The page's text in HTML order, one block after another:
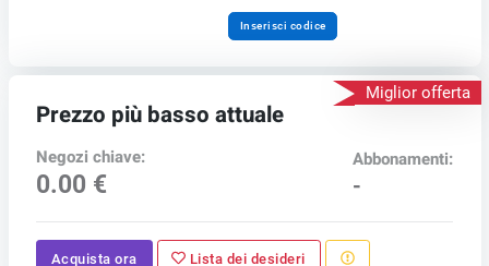
Inserisci codice
Miglior offerta
Prezzo più basso attuale
Negozi chiave:
0.00 €
Abbonamenti:
-
Acquista ora Lista dei desideri